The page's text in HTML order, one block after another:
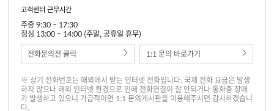
고객센터 근무시간
주중 9:30 ~ 17:30
점심 13:00 ~ 14:00 (주말, 공휴일 휴무)
전화문의전 클릭
1:1 문의 바로가기
※ 상기 전화번호는 해외에서 받는 인터넷 전화입니다. 국제 전화 요금은 발생
하지 않으나 해외 인터넷 환경으로 인해 전화연결이 잘 안되거나 통화중 장애
가 발생하고 있으니 가급적이면 1:1 문의게시판을 이용해주시면 감사하겠습니
다.